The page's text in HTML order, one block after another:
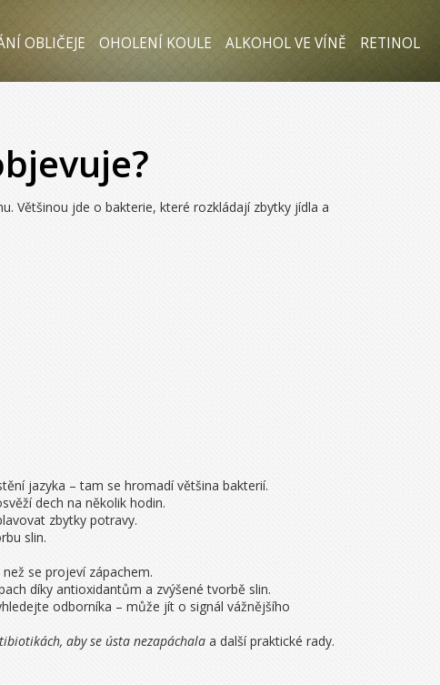
OBLIČEJE OHOLENÍ KOULE ALKOHOL VE VÍNĚ RETINOL
Většinou jde o bakterie, které rozkládají zbytky jídla a
jazyka – tam se hromadí většina bakterií.
dech na několik hodin.
zbytky potravy.
slin.
se projeví zápachem.
díky antioxidantům a zvýšené tvorbě slin.
odborníka – může jít o signál vážnějšího
aby se ústa nezapáchala a další praktické rady.